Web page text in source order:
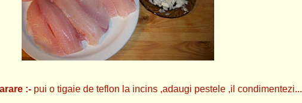
:- pui o tigaie de teflon la incins ,adaugi pestele ,il condimentezi...